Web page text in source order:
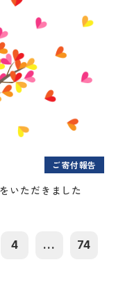
ご寄付報告
いただきました
4 ... 74